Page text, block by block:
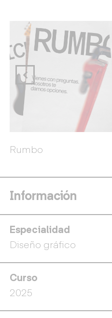
Rumbo
Información
Especialidad
Diseño gráfico
Curso
2025